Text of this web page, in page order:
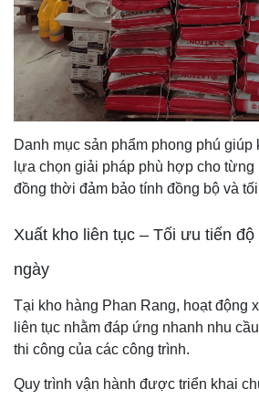
Danh mục sản phẩm phong phú giúp
lựa chọn giải pháp phù hợp cho từng
đồng thời đảm bảo tính đồng bộ và
Xuất kho liên tục – Tối ưu tiến độ
ngày
Tại kho hàng Phan Rang, hoạt động
liên tục nhằm đáp ứng nhanh nhu
thi công của các công trình.
Quy trình vận hành được triển khai